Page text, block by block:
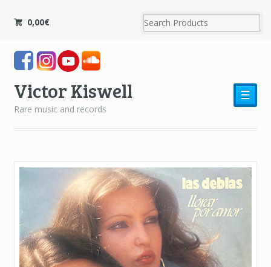
0,00€
Victor Kiswell
Rare music and records
☰